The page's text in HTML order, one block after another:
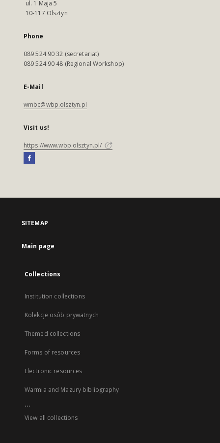
ul. 1 Maja 5
10-117 Olsztyn
Phone
089 524 90 32 (secretariat)
089 524 90 48 (Regional Workshop)
E-Mail
wmbc@wbp.olsztyn.pl
Visit us!
https://www.wbp.olsztyn.pl/
SITEMAP
Main page
Collections
Institution collections
Kolekcje osób prywatnych
Themed collections
Forms of resources
Electronic resources
Warmia and Mazury bibliography
...
View all collections